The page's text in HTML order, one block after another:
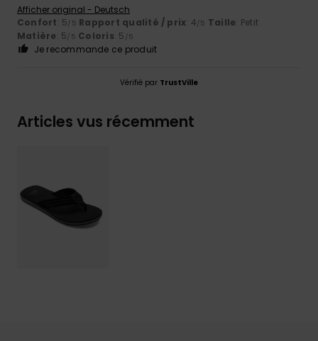
Afficher original - Deutsch
Confort: 5/5 Rapport qualité / prix: 4/5 Taille: Petit
Matière: 5/5 Coloris: 5 /5
Je recommande ce produit
Vérifié par TrustVille
Articles vus récemment